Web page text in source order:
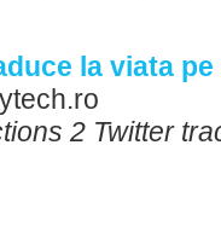
la viata
2 Twitter